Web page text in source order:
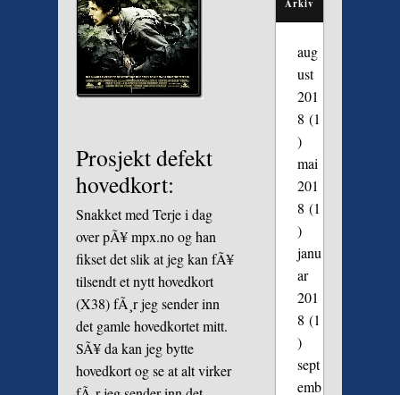
Prosjekt defekt
hovedkort:
Snakket med Terje i dag
over pÃ¥ mpx.no og han
fikset det slik at jeg kan fÃ¥
tilsendt et nytt hovedkort
(X38) fÃ¸r jeg sender inn
det gamle hovedkortet mitt.
SÃ¥ da kan jeg bytte
hovedkort og se at alt virker
Arkiv
aug
ust
201
8 (1
)
mai
201
8 (1
)
janu
ar
201
8 (1
)
sept
emb